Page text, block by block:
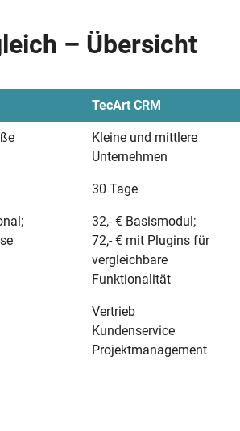
– Übersicht
TecArt CRM
Kleine und mittlere
Unternehmen
30 Tage
32,- € Basismodul;
72,- € mit Plugins für
vergleichbare
Funktionalität
Vertrieb
Kundenservice
Projektmanagement